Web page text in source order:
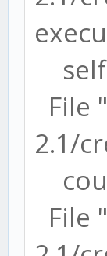
in
#
File
2.1/
File